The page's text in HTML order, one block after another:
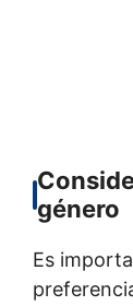
género
Es